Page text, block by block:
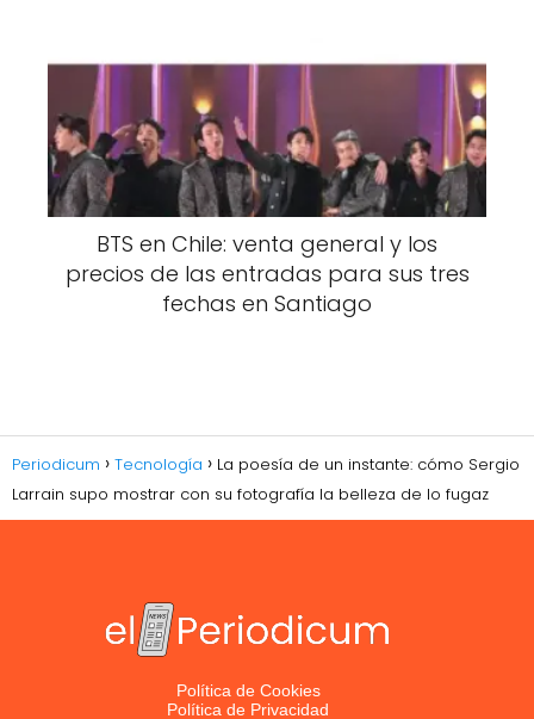
BTS en Chile: venta general y los
precios de las entradas para sus tres
fechas en Santiago
Periodicum Tecnología
La poesía de un instante: cómo Sergio
Larrain supo mostrar con su fotografía la belleza de lo fugaz
Política de Cookies
Política de Privacidad